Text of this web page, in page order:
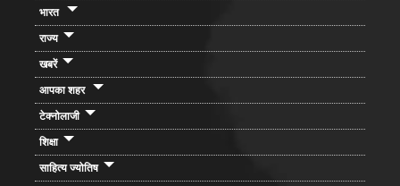
भारत
राज्य
खबरें
आपका शहर
टेक्नोलाजी
शिक्षा
साहित्य ज्योतिष